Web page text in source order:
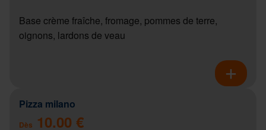
Base crème fraîche, fromage, pommes de terre,
oignons, lardons de veau
Pizza milano
Dès 10.00 €